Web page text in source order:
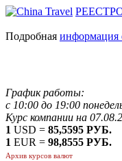
Подробная информация
График работы:
с 10:00 до 19:00
Курс компании на
1 USD = 85,5595 РУБ.
1 EUR = 98,8555 РУБ.
Архив курсов валют